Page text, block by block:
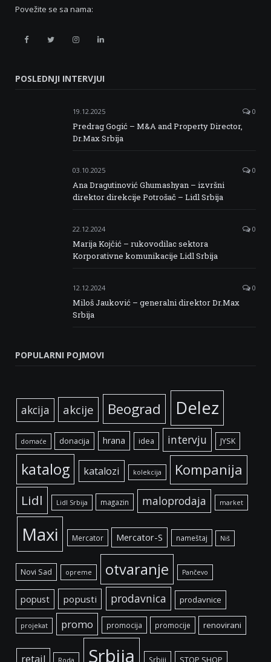
Povežite se sa nama:
Retail
Facebook
Retail
Twitter
Retail
Instagram
Retail
Linkedin
POSLEDNJI INTERVJUI
19.12.2025 0
Predrag Gogić – M&A and Property Director,
Dr.Max Srbija
03.10.2025 0
Ana Dragutinović Ghumashyan – izvršni
direktor direkcije Potrošač – Lidl Srbija
22.12.2024 0
Marija Kojčić – rukovodilac sektora
Korporativne komunikacije Lidl Srbija
12.12.2024 0
Miloš Jauković – generalni direktor Dr.Max
Srbija
POPULARNI POJMOVI
akcija akcije Beograd Delez
domaće donacija hrana idea intervju JYSK
katalog katalozi kolekcija Kompanija
Lidl Lidl Srbija magazin maloprodaja market
Maxi Mercator Mercator-S nameštaj Niš
Novi Sad opreme otvaranje Pančevo
popust popusti prodavnica prodavnice
projekat promo promocija promocije renovirani
retail Roda Srbija Srbiji STOP SHOP